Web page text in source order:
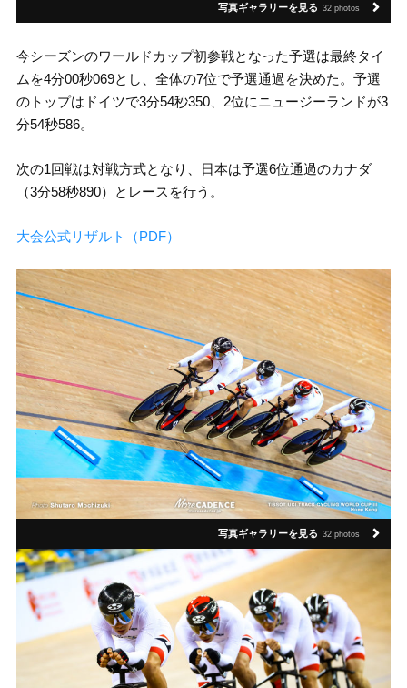
写真ギャラリーを見る 32 photos
今シーズンのワールドカップ初参戦となった予選は最終タイ
ムを4分00秒069とし、全体の7位で予選通過を決めた。予選
のトップはドイツで3分54秒350、2位にニュージーランドが3
分54秒586。
次の1回戦は対戦方式となり、日本は予選6位通過のカナダ
（3分58秒890）とレースを行う。
大会公式リザルト（PDF）
写真ギャラリーを見る 32 photos